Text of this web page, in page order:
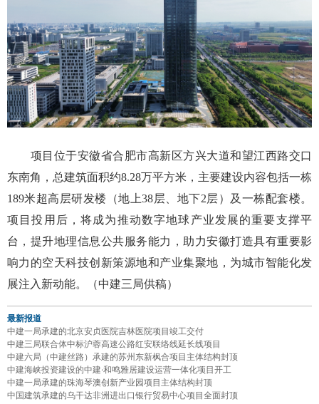
项目位于安徽省合肥市高新区方兴大道和望江西路交口
东南角，总建筑面积约8.28万平方米，主要建设内容包括一栋
189米超高层研发楼（地上38层、地下2层）及一栋配套楼。
项目投用后，将成为推动数字地球产业发展的重要支撑平
台，提升地理信息公共服务能力，助力安徽打造具有重要影
响力的空天科技创新策源地和产业集聚地，为城市智能化发
展注入新动能。（中建三局供稿）
最新报道
中建一局承建的北京安贞医院吉林医院项目竣工交付
中建三局联合体中标沪蓉高速公路红安联络线延长线项目
中建六局（中建丝路）承建的苏州东新枫合项目主体结构封顶
中建海峡投资建设的中建·和鸣雅居建设运营一体化项目开工
中建一局承建的珠海琴澳创新产业园项目主体结构封顶
中国建筑承建的乌干达非洲进出口银行贸易中心项目全面封顶